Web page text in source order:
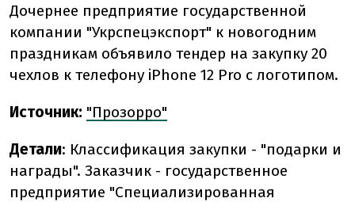
Дочернее предприятие государственной
компании "Укрспецэкспорт" к новогодним
праздникам объявило тендер на закупку 20
чехлов к телефону iPhone 12 Pro с логотипом.
Источник: "Прозорро"
Детали: Классификация закупки - "подарки и
награды". Заказчик - государственное
предприятие "Специализированная